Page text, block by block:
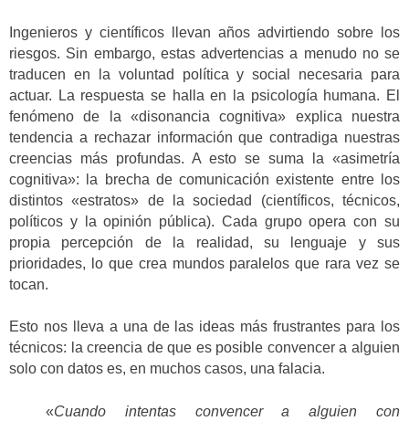
Ingenieros y científicos llevan años advirtiendo sobre los
riesgos. Sin embargo, estas advertencias a menudo no se
traducen en la voluntad política y social necesaria para
actuar. La respuesta se halla en la psicología humana. El
fenómeno de la «disonancia cognitiva» explica nuestra
tendencia a rechazar información que contradiga nuestras
creencias más profundas. A esto se suma la «asimetría
cognitiva»: la brecha de comunicación existente entre los
distintos «estratos» de la sociedad (científicos, técnicos,
políticos y la opinión pública). Cada grupo opera con su
propia percepción de la realidad, su lenguaje y sus
prioridades, lo que crea mundos paralelos que rara vez se
tocan.
Esto nos lleva a una de las ideas más frustrantes para los
técnicos: la creencia de que es posible convencer a alguien
solo con datos es, en muchos casos, una falacia.
«Cuando intentas convencer a alguien con